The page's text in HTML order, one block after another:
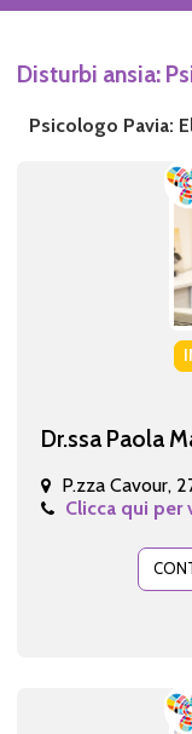
Disturbi ansia:
Psicologo Pavia:
Dr.ssa Paola
P.zza Cavour,
Clicca qui per